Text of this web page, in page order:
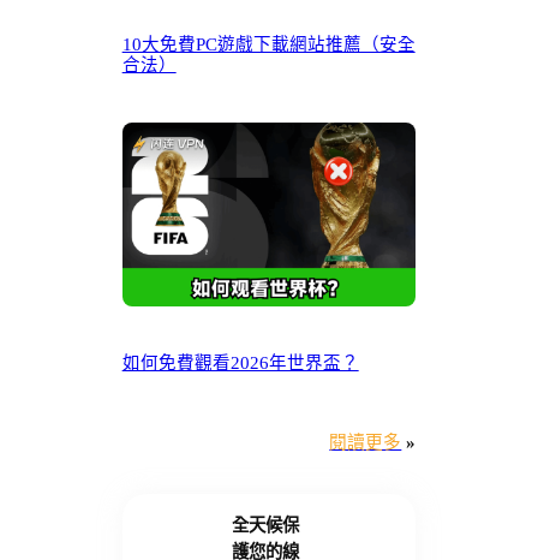
10大免費PC遊戲下載網站推薦（安全
合法）
如何免費觀看2026年世界盃？
閱讀更多 »
全天候保
護您的線